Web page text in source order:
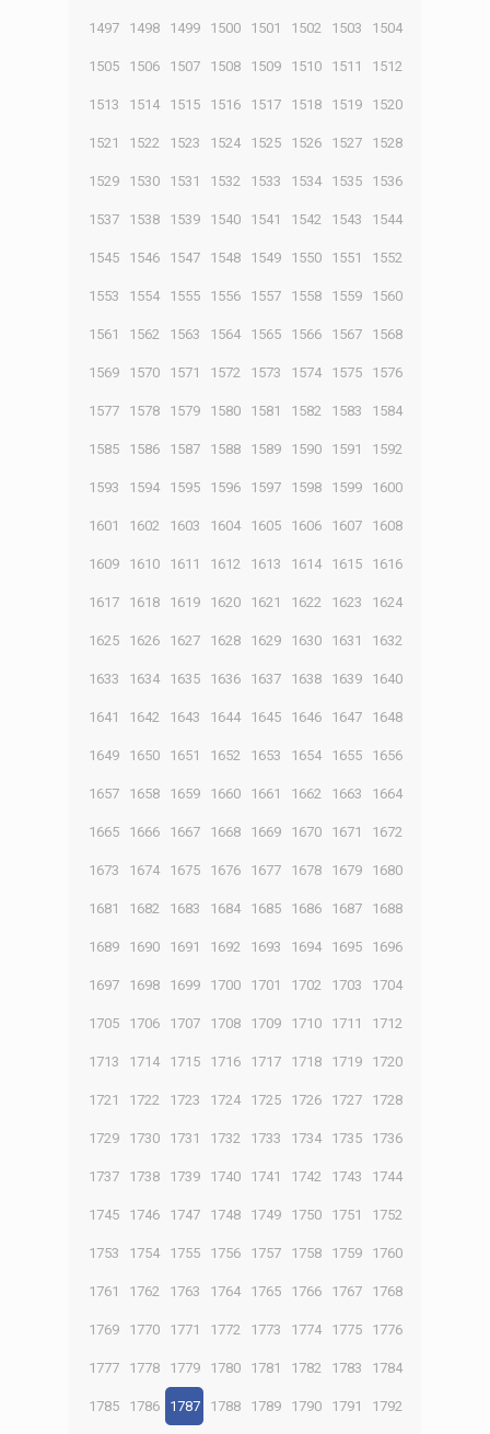
1497 1498 1499 1500 1501 1502 1503 1504
1505 1506 1507 1508 1509 1510 1511 1512
1513 1514 1515 1516 1517 1518 1519 1520
1521 1522 1523 1524 1525 1526 1527 1528
1529 1530 1531 1532 1533 1534 1535 1536
1537 1538 1539 1540 1541 1542 1543 1544
1545 1546 1547 1548 1549 1550 1551 1552
1553 1554 1555 1556 1557 1558 1559 1560
1561 1562 1563 1564 1565 1566 1567 1568
1569 1570 1571 1572 1573 1574 1575 1576
1577 1578 1579 1580 1581 1582 1583 1584
1585 1586 1587 1588 1589 1590 1591 1592
1593 1594 1595 1596 1597 1598 1599 1600
1601 1602 1603 1604 1605 1606 1607 1608
1609 1610 1611 1612 1613 1614 1615 1616
1617 1618 1619 1620 1621 1622 1623 1624
1625 1626 1627 1628 1629 1630 1631 1632
1633 1634 1635 1636 1637 1638 1639 1640
1641 1642 1643 1644 1645 1646 1647 1648
1649 1650 1651 1652 1653 1654 1655 1656
1657 1658 1659 1660 1661 1662 1663 1664
1665 1666 1667 1668 1669 1670 1671 1672
1673 1674 1675 1676 1677 1678 1679 1680
1681 1682 1683 1684 1685 1686 1687 1688
1689 1690 1691 1692 1693 1694 1695 1696
1697 1698 1699 1700 1701 1702 1703 1704
1705 1706 1707 1708 1709 1710 1711 1712
1713 1714 1715 1716 1717 1718 1719 1720
1721 1722 1723 1724 1725 1726 1727 1728
1729 1730 1731 1732 1733 1734 1735 1736
1737 1738 1739 1740 1741 1742 1743 1744
1745 1746 1747 1748 1749 1750 1751 1752
1753 1754 1755 1756 1757 1758 1759 1760
1761 1762 1763 1764 1765 1766 1767 1768
1769 1770 1771 1772 1773 1774 1775 1776
1777 1778 1779 1780 1781 1782 1783 1784
1785 1786 1787 1788 1789 1790 1791 1792